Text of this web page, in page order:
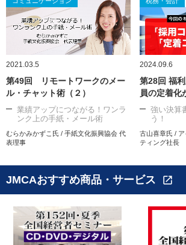
2021.03.5
第49回 リモートワークのメー
ル・チャット術（２）
業績アップにつながる！ワンラ
ンク上の手紙・メール術
むらかみかずこ氏 / 手紙文化振興協会 代
表理事
2024.09.6
第28回 福
員の定着化
強い決算
う！
古山喜章氏 /
ティング社長
JMCAおすすめ商品・サービス open_in_new